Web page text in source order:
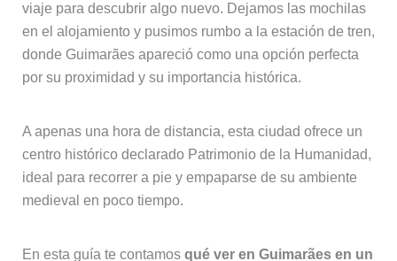
viaje para descubrir algo nuevo. Dejamos las mochilas
en el alojamiento y pusimos rumbo a la estación de tren,
donde Guimarães apareció como una opción perfecta
por su proximidad y su importancia histórica.
A apenas una hora de distancia, esta ciudad ofrece un
centro histórico declarado Patrimonio de la Humanidad,
ideal para recorrer a pie y empaparse de su ambiente
medieval en poco tiempo.
En esta guía te contamos qué ver en Guimarães en un